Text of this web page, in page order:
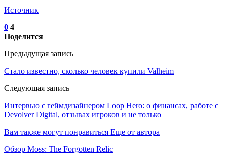
Источник
0 4
Поделится
Предыдущая запись
Стало известно, сколько человек купили Valheim
Следующая запись
Интервью с геймдизайнером Loop Hero: о финансах, работе с
Devolver Digital, отзывах игроков и не только
Вам также могут понравиться Еще от автора
Обзор Moss: The Forgotten Relic